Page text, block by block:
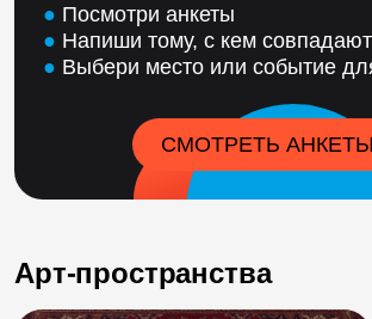
● Посмотри анкеты
● Напиши тому, с кем
● Выбери место или событие
СМОТРЕТЬ АНКЕТЫ
Арт-пространства